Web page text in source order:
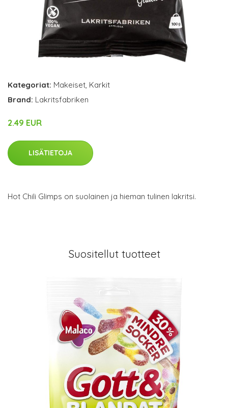
Kategoriat: Makeiset, Karkit
Brand: Lakritsfabriken
2.49 EUR
LISÄTIETOJA
Hot Chili Glimps on suolainen ja hieman tulinen lakritsi.
Suositellut tuotteet